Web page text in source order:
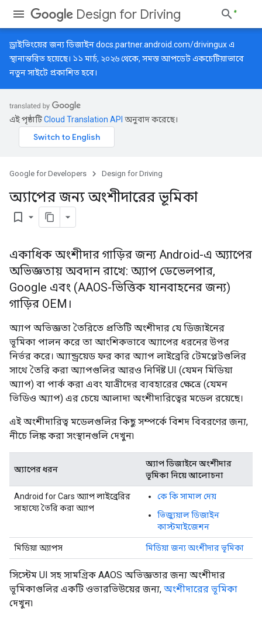
Design for Driving
ড্রাইভিংয়ের জন্য ডিজাইনdocs.partner.android.com/drivinguxএ
স্থানান্তরিত হয়েছে। ১১ মার্চ, ২০২৬ থেকে, সমস্ত আপডেট একচেটিয়াভাবে
নতুন সাইটে প্রকাশিত হবে।
এই পৃষ্ঠাটিCloud Translation API অনুবাদ করেছে।
Google for Developers Design for Driving
অ্যাপের জন্য অংশীদারের ভূমিকা
bookmark_border
একাধিক অংশীদার গাড়ির জন্য Android-এ অ্যাপের
অভিজ্ঞতায় অবদান রাখে: অ্যাপ ডেভেলপার,
Google এবং (AAOS-ভিত্তিক যানবাহনের জন্য)
গাড়ির OEM।
অ্যাপ অভিজ্ঞতা তৈরিতে প্রতিটি অংশীদার যে ডিজাইনের
ভূমিকা পালন করে তা আংশিকভাবে অ্যাপের ধরনের উপর
নির্ভর করে। অ্যান্ড্রয়েড ফর কার অ্যাপ লাইব্রেরি টেমপ্লেটগুলির
সাথে তৈরি করা অ্যাপগুলির আরও নির্দিষ্ট UI (যেমন মিডিয়া
অ্যাপ) বা পার্ক করা এবং যাত্রীদের ব্যবহারের ক্ষেত্রে (যেমন
ভিডিও অ্যাপ) এর চেয়ে আলাদা অংশীদারিত্বের মডেল রয়েছে।
এই অংশীদারিত্ব মডেলগুলির কিছু সম্পর্কে বিশদ বিবরণের জন্য,
নীচে লিঙ্ক করা সংস্থানগুলি দেখুন৷
অ্যাপের ধরন
অ্যাপ ডিজাইনে অংশীদার
ভূমিকা নিয়ে আলোচনা
Android for Cars অ্যাপ লাইব্রেরির
সাহায্যে তৈরি করা অ্যাপ
কে কি সামাল দেয়
ভিজ্যুয়াল ডিজাইন
কাস্টমাইজেশন
মিডিয়া অ্যাপস মিডিয়া জন্য অংশীদার ভূমিকা
সিস্টেম UI সহ সামগ্রিক AAOS অভিজ্ঞতার জন্য অংশীদার
ভূমিকাগুলির একটি ওভারভিউয়ের জন্য, অংশীদারের ভূমিকা
দেখুন৷